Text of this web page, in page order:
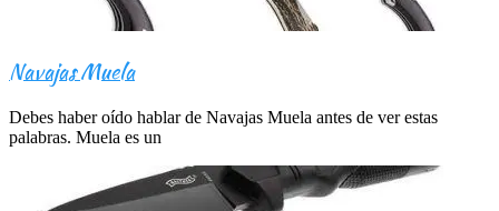
Navajas Muela
Debes haber oído hablar de Navajas Muela antes de ver estas
palabras. Muela es un